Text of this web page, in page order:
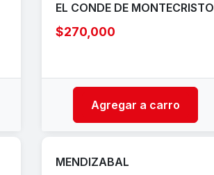
EL CONDE DE MONTECRISTO
$270,000
Agregar a carro
MENDIZABAL